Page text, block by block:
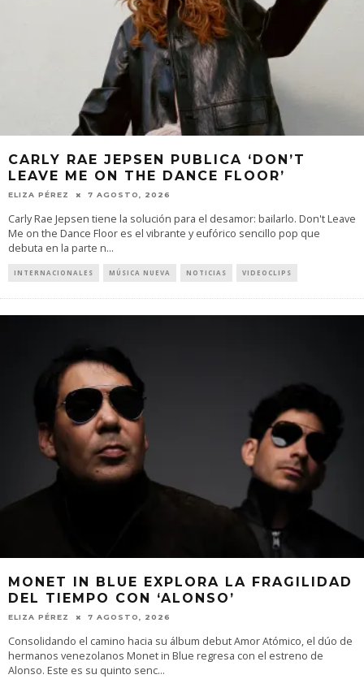
CARLY RAE JEPSEN PUBLICA ‘DON’T
LEAVE ME ON THE DANCE FLOOR’
ELIZA PÉREZ 7 AGOSTO, 2026
Carly Rae Jepsen tiene la solución para el desamor: bailarlo. Don't Leave
Me on the Dance Floor es el vibrante y eufórico sencillo pop que
debuta en la parte n...
INTERNACIONALES MÚSICA NUEVA NOTICIAS VIDEOCLIPS
MONET IN BLUE EXPLORA LA FRAGILIDAD
DEL TIEMPO CON ‘ALONSO’
ELIZA PÉREZ 7 AGOSTO, 2026
Consolidando el camino hacia su álbum debut Amor Atómico, el dúo de
hermanos venezolanos Monet in Blue regresa con el estreno de
Alonso. Este es su quinto senc...